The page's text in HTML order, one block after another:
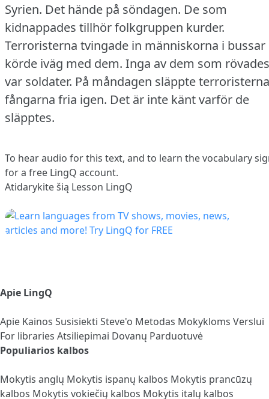
Syrien. Det hände på söndagen. De som
kidnappades tillhör folkgruppen kurder.
Terroristerna tvingade in människorna i bussar
körde iväg med dem. Inga av dem som
var soldater. På måndagen släppte terroristerna
fångarna fria igen. Det är inte känt varför de
släpptes.
To hear audio for this text, and to learn the vocabulary
for a free LingQ account.
Atidarykite šią Lesson LingQ
Apie LingQ
Apie Kainos Susisiekti Steve'o Metodas Mokykloms Verslui
For libraries Atsiliepimai Dovanų Parduotuvė
Populiarios kalbos
Mokytis anglų Mokytis ispanų kalbos Mokytis prancūzų
kalbos Mokytis vokiečių kalbos Mokytis italų kalbos